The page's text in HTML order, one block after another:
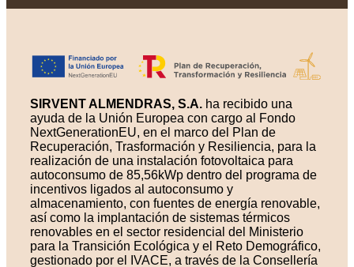
SIRVENT ALMENDRAS, S.A. ha recibido una
ayuda de la Unión Europea con cargo al Fondo
NextGenerationEU, en el marco del Plan de
Recuperación, Trasformación y Resiliencia, para la
realización de una instalación fotovoltaica para
autoconsumo de 85,56kWp dentro del programa de
incentivos ligados al autoconsumo y
almacenamiento, con fuentes de energía renovable,
así como la implantación de sistemas térmicos
renovables en el sector residencial del Ministerio
para la Transición Ecológica y el Reto Demográfico,
gestionado por el IVACE, a través de la Consellería